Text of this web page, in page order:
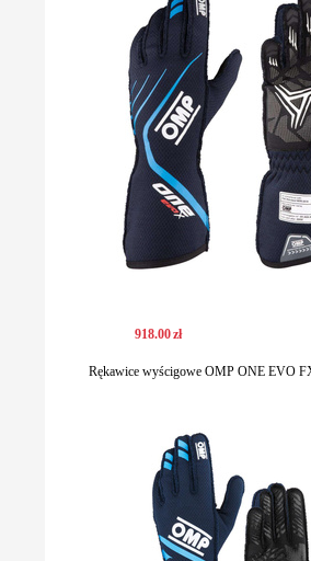
918.00zł
Rękawice wyścigowe OMP ONE EVO